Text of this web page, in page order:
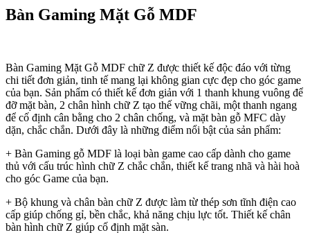
Bàn Gaming Mặt Gỗ MDF
Bàn Gaming Mặt Gỗ MDF chữ Z được thiết kế độc đáo với từng
chi tiết đơn giản, tinh tế mang lại không gian cực đẹp cho góc game
của bạn. Sản phẩm có thiết kế đơn giản với 1 thanh khung vuông để
đỡ mặt bàn, 2 chân hình chữ Z tạo thế vững chãi, một thanh ngang
để cố định cân bằng cho 2 chân chống, và mặt bàn gỗ MFC dày
dặn, chắc chắn. Dưới đây là những điểm nổi bật của sản phẩm:
+ Bàn Gaming gỗ MDF là loại bàn game cao cấp dành cho game
thủ với cấu trúc hình chữ Z chắc chắn, thiết kế trang nhã và hài hoà
cho góc Game của bạn.
+ Bộ khung và chân bàn chữ Z được làm từ thép sơn tĩnh điện cao
cấp giúp chống gỉ, bền chắc, khả năng chịu lực tốt. Thiết kế chân
bàn hình chữ Z giúp cố định mặt sàn.